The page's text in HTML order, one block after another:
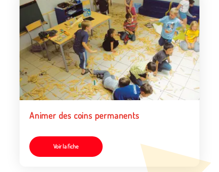
Animer des coins permanents
Voir la fiche